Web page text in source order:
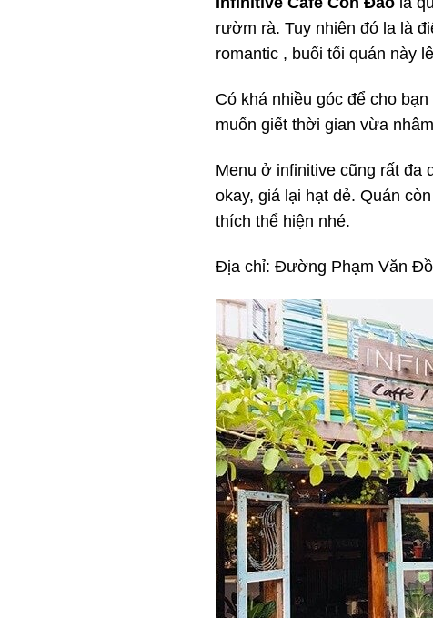
rườm rà. Tuy nhiên đó la là
romantic , buổi tối quán này
Có khá nhiều góc để cho
muốn giết thời gian vừa
Menu ở infinitive cũng rất đa
okay, giá lại hạt dẻ. Quán
thích thể hiện nhé.
Địa chỉ: Đường Phạm Văn